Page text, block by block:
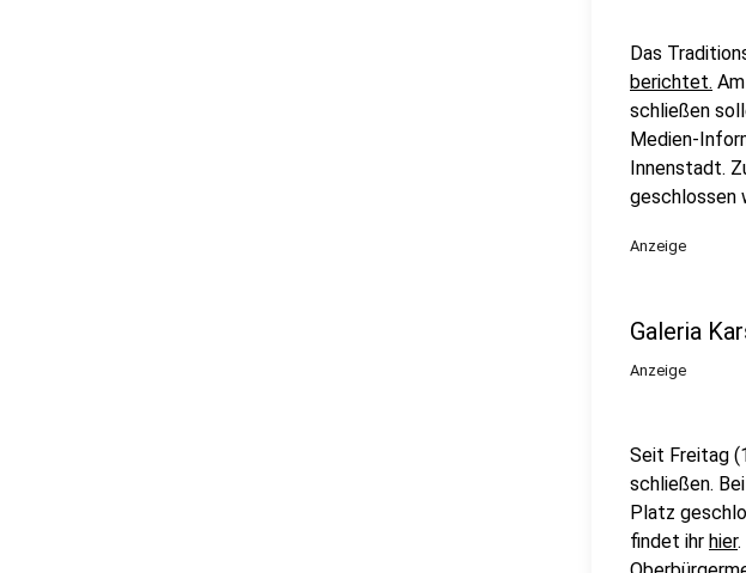
Das
berichtet.
schließen
Medien-
Innenstadt.
geschlossen
Anzeige
Galeria
Anzeige
Seit Freitag
schließen.
Platz
findet ihr hier